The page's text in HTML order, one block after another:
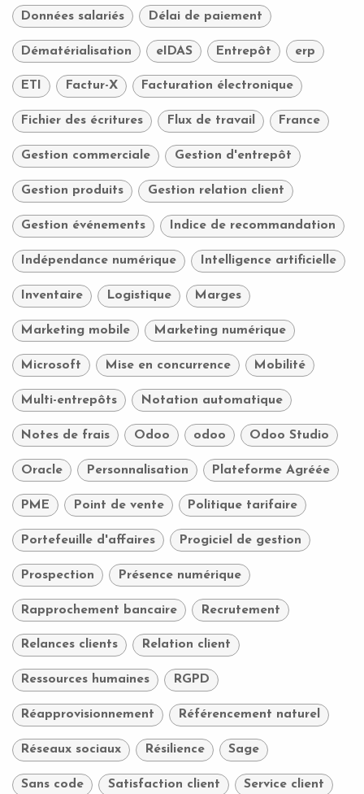
Données salariés Délai de paiement
Dématérialisation eIDAS Entrepôt erp
ETI Factur-X Facturation électronique
Fichier des écritures Flux de travail France
Gestion commerciale Gestion d'entrepôt
Gestion produits Gestion relation client
Gestion événements Indice de recommandation
Indépendance numérique Intelligence artificielle
Inventaire Logistique Marges
Marketing mobile Marketing numérique
Microsoft Mise en concurrence Mobilité
Multi-entrepôts Notation automatique
Notes de frais Odoo odoo Odoo Studio
Oracle Personnalisation Plateforme Agréée
PME Point de vente Politique tarifaire
Portefeuille d'affaires Progiciel de gestion
Prospection Présence numérique
Rapprochement bancaire Recrutement
Relances clients Relation client
Ressources humaines RGPD
Réapprovisionnement Référencement naturel
Réseaux sociaux Résilience Sage
Sans code Satisfaction client Service client